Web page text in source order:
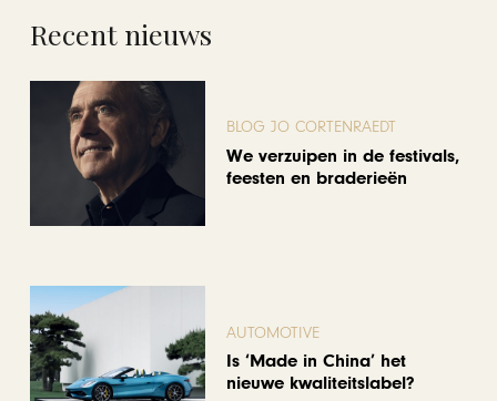
Recent nieuws
BLOG JO CORTENRAEDT
We verzuipen in de festivals,
feesten en braderieën
AUTOMOTIVE
Is ‘Made in China’ het
nieuwe kwaliteitslabel?